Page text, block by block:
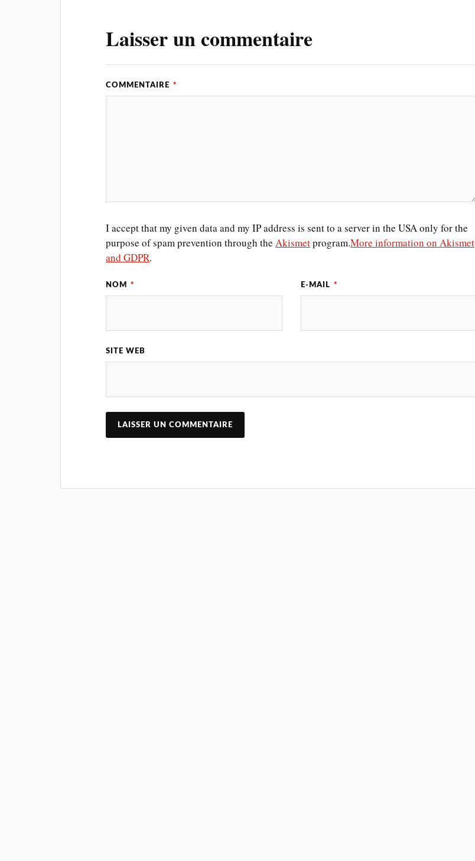
Laisser un commentaire
COMMENTAIRE *
I accept that my given data and my IP address is sent to a server in the USA only for the
purpose of spam prevention through theAkismetprogram.More information on Akismet
and GDPR.
NOM * E-MAIL *
SITE WEB